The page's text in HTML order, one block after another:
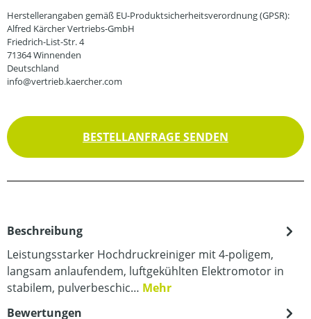
Herstellerangaben gemäß EU-Produktsicherheitsverordnung (GPSR):
Alfred Kärcher Vertriebs-GmbH
Friedrich-List-Str. 4
71364 Winnenden
Deutschland
info@vertrieb.kaercher.com
BESTELLANFRAGE SENDEN
Beschreibung
Leistungsstarker Hochdruckreiniger mit 4-poligem,
langsam anlaufendem, luftgekühlten Elektromotor in
stabilem, pulverbeschic… Mehr
Bewertungen